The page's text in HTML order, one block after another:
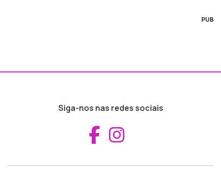
PUB
Siga-nos nas redes sociais
Aceder ao